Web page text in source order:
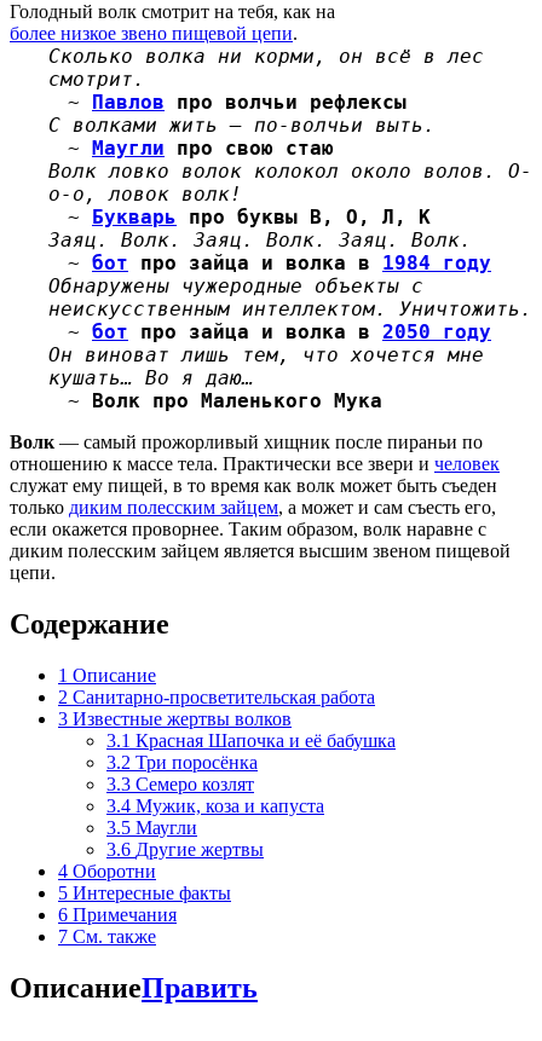
Голодный волк смотрит на тебя, как на
более низкое звено пищевой цепи.
Сколько волка ни корми, он всё в лес
смотрит.
~ Павлов про волчьи рефлексы
С волками жить — по-волчьи выть.
~ Маугли про свою стаю
Волк ловко волок колокол около волов. О-
о-о, ловок волк!
~ Букварь про буквы В, О, Л, К
Заяц. Волк. Заяц. Волк. Заяц. Волк.
~ бот про зайца и волка в 1984 году
Обнаружены чужеродные объекты с
неискусственным интеллектом. Уничтожить.
~ бот про зайца и волка в 2050 году
Он виноват лишь тем, что хочется мне
кушать… Во я даю…
~ Волк про Маленького Мука
Волк — самый прожорливый хищник после пираньи по
отношению к массе тела. Практически все звери и человек
служат ему пищей, в то время как волк может быть съеден
только диким полесским зайцем, а может и сам съесть его,
если окажется проворнее. Таким образом, волк наравне с
диким полесским зайцем является высшим звеном пищевой
цепи.
Содержание
1 Описание
2 Санитарно-просветительская работа
3 Известные жертвы волков
3.1 Красная Шапочка и её бабушка
3.2 Три поросёнка
3.3 Семеро козлят
3.4 Мужик, коза и капуста
3.5 Маугли
3.6 Другие жертвы
4 Оборотни
5 Интересные факты
6 Примечания
7 См. также
ОписаниеПравить